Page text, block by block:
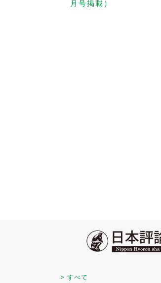
月号掲載）
> すべて